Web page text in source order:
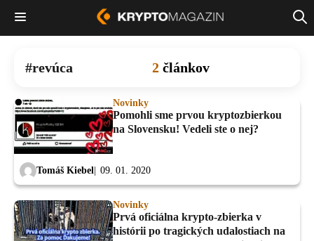
revúca 2 článkov
Novinky
Pomohli sme prvou kryptozbierkou
na Slovensku! Vedeli ste o nej?
Tomáš Kiebel 09. 01. 2020
Novinky
Prvá oficiálna krypto-zbierka v
histórii po tragických udalostiach na